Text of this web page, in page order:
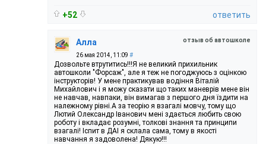
+52 ответить
отзыв об автошколе
Алла
26 мая 2014, 11:09 #
Дозвольте втрутитись!!!Я не великий прихильник
автошколи "Форсаж", але я теж не погоджуюсь з оцінкою
інструкторів! У мене практикував водіння Віталій
Михайлович і я можу сказати що таких маневрів мене він
не навчав, навпаки, він вимагав з першого дня їздити на
належному рівні.А за теорію я взагалі мовчу, тому що
Лютий Олександр Іванович мені здається любить свою
роботу і вкладає розумні, толкові знання та принципи
взагалі! Іспит в ДАІ я склала сама, тому в якості
навчання я задоволена! Дякую!!!